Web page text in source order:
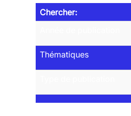
Chercher:
Thématiques